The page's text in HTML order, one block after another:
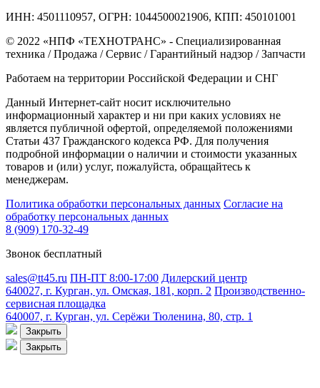
ИНН: 4501110957, ОГРН: 1044500021906, КПП: 450101001
© 2022 «НПФ «ТЕХНОТРАНС» - Специализированная
техника / Продажа / Сервис / Гарантийный надзор / Запчасти
Работаем на территории Российской Федерации и СНГ
Данный Интернет-сайт носит исключительно
информационный характер и ни при каких условиях не
является публичной офертой, определяемой положениями
Статьи 437 Гражданского кодекса РФ. Для получения
подробной информации о наличии и стоимости указанных
товаров и (или) услуг, пожалуйста, обращайтесь к
менеджерам.
Политика обработки персональных данных Согласие на
обработку персональных данных
8 (909) 170-32-49
Звонок бесплатный
sales@tt45.ru ПН-ПТ 8:00-17:00 Дилерский центр
640027, г. Курган, ул. Омская, 181, корп. 2 Производственно-
сервисная площадка
640007, г. Курган, ул. Серёжи Тюленина, 80, стр. 1
Закрыть
Закрыть